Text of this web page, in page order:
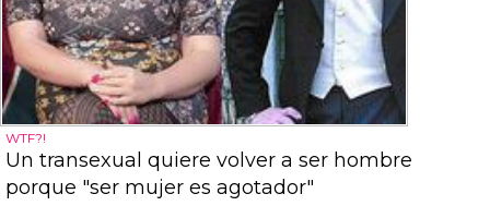
WTF?!
Un transexual quiere volver a ser hombre
porque "ser mujer es agotador"